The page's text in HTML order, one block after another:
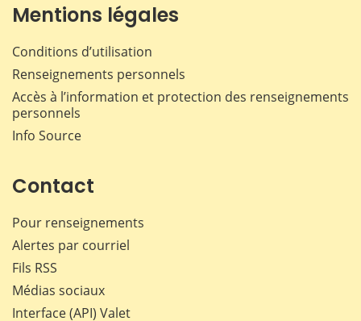
Mentions légales
Conditions d’utilisation
Renseignements personnels
Accès à l’information et protection des renseignements
personnels
Info Source
Contact
Pour renseignements
Alertes par courriel
Fils RSS
Médias sociaux
Interface (API) Valet